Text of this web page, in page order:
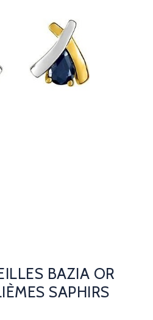
BAZIA OR
SAPHIRS